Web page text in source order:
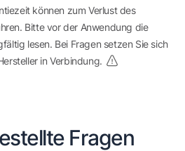
können zum Verlust des
Bitte vor der Anwendung die
lesen. Bei Fragen setzen Sie sich
in Verbindung.
Fragen